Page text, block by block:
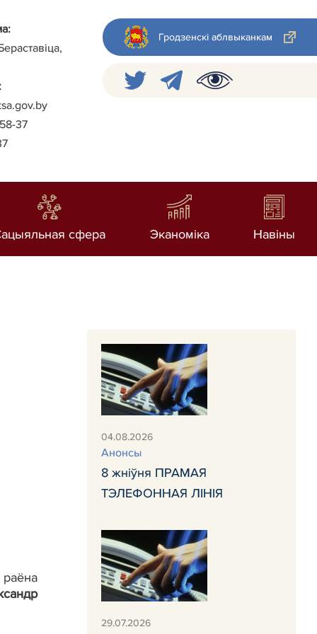
37
Гродзенскі аблвыканкам
сфера Эканоміка Навiны
04.08.2026
Анонсы
8 жніўня ПРАМАЯ
ТЭЛЕФОННАЯ ЛІНІЯ
29.07.2026